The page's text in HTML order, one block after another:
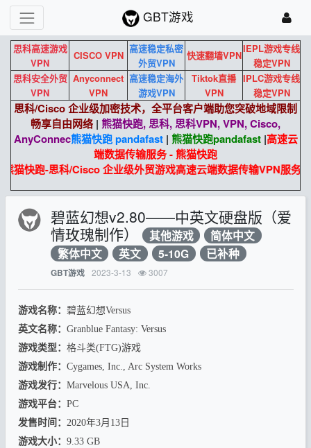
GBT游戏
思科高速游戏
VPN
CISCO VPN
高速稳定私密
外贸VPN
快速翻墙VPN
IEPL游戏专线
稳定VPN
思科安全外贸
VPN
Anyconnect
VPN
高速稳定海外
游戏VPN
Tiktok直播
VPN
IPLC游戏专线
稳定VPN
思科/Cisco 企业级加密技术，全平台客户端助您突破地域限制
畅享自由网络 | 熊猫快跑, 思科, 思科VPN, VPN, Cisco,
AnyConnec熊猫快跑 pandafast| 熊猫快跑pandafast|高速云
端数据传输服务 - 熊猫快跑
猫快跑-思科/Cisco 企业级外贸游戏高速云端数据传输VPN服务。
碧蓝幻想v2.80——中英文硬盘版（爱
情玫瑰制作） 其他游戏
简体中文
繁体中文
英文 5-10G 已补种
GBT游戏 2023-3-13 3007
游戏名称： 碧蓝幻想Versus
英文名称： Granblue Fantasy: Versus
游戏类型： 格斗类(FTG)游戏
游戏制作： Cygames, Inc., Arc System Works
游戏发行： Marvelous USA, Inc.
游戏平台： PC
发售时间： 2020年3月13日
游戏大小： 9.33 GB